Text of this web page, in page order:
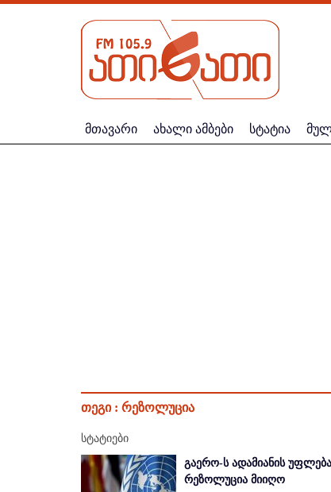
მთავარი ახალი ამბები სტატია
თეგი : რეზოლუცია
სტატიები
გაერო-ს ადამიანის
რეზოლუცია მიიღო